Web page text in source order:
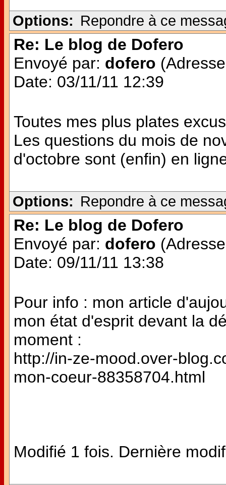
Options: Repondre à ce
Re: Le blog de Dofero
Envoyé par: dofero
Date: 03/11/11 12:39
Toutes mes plus plates
Les questions du mois de
d'octobre sont (enfin) en
Options: Repondre à ce
Re: Le blog de Dofero
Envoyé par: dofero
Date: 09/11/11 13:38
Pour info : mon article
mon état d'esprit devant la
moment :
http://in-ze-mood.over-
mon-coeur-88358704.html
Modifié 1 fois. Dernière